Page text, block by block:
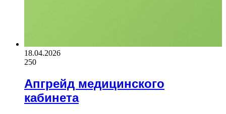
18.04.2026
250
Апгрейд медицинского
кабинета